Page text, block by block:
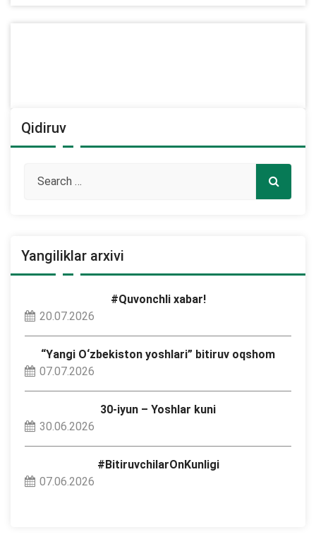
Qidiruv
Yangiliklar arxivi
#Quvonchli xabar!
20.07.2026
“Yangi O‘zbekiston yoshlari” bitiruv oqshom
07.07.2026
30-iyun – Yoshlar kuni
30.06.2026
#BitiruvchilarOnKunligi
07.06.2026